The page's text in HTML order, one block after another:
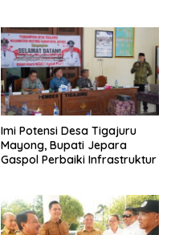
Imi Potensi Desa Tigajuru
Mayong, Bupati Jepara
Gaspol Perbaiki Infrastruktur